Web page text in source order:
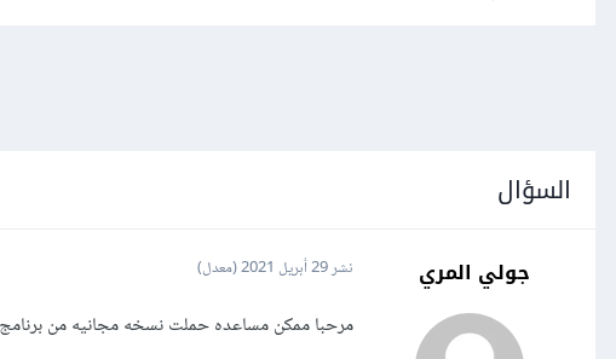
السؤال
جولي المري نشر29 أبريل 2021 (معدل)
مرحبا ممكن مساعده حملت نسخه مجانيه من برنامج